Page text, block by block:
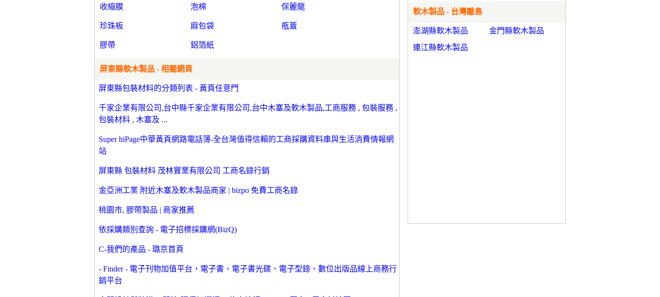
收縮膜 泡棉 保麗龍
珍珠板 麻包袋 瓶蓋
膠帶 鋁箔紙
屏東縣軟木製品 - 相關網頁
屏東縣包裝材料的分類列表 - 黃頁任意門
千家企業有限公司,台中縣千家企業有限公司,台中木塞及軟木製品,工商服務 , 包裝服務 ,
包裝材料 , 木塞及 ...
Super hiPage中華黃頁網路電話簿-全台灣值得信賴的工商採購資料庫與生活消費情報網
站
屏東縣 包裝材料 茂林實業有限公司 工商名錄行銷
金亞洲工業 附近木塞及軟木製品商家 | bizpo 免費工商名錄
桃園市, 膠帶製品 | 商家推薦
依採購類別查詢 - 電子招標採購網(BizQ)
C-我們的產品 - 璐京首頁
- Finder - 電子刊物加值平台，電子書、電子書光碟、電子型錄、數位出版品線上商務行
銷平台
軟木製品 - 台灣離島
澎湖縣軟木製品
金門縣軟木製品
連江縣軟木製品